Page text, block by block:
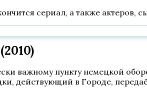
сериал, а также актеров,
важному пункту немецкой
действующий в Городе,